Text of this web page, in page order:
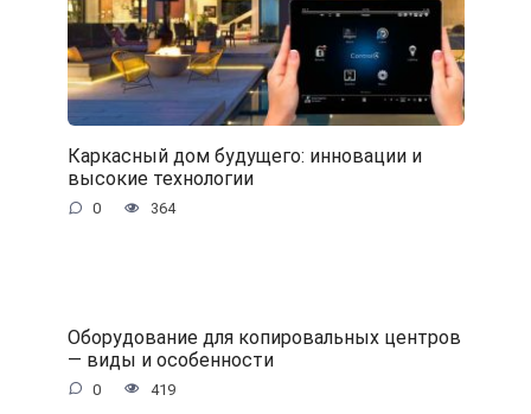
Каркасный дом будущего: инновации и
высокие технологии
0 364
Оборудование для копировальных центров
— виды и особенности
0 419